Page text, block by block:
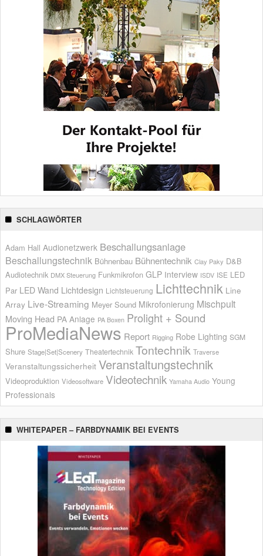
SCHLAGWÖRTER
Adam Hall Audionetzwerk Beschallungsanlage
Beschallungstechnik Bühnenbau Bühnentechnik Clay Paky D&B
Audiotechnik DMX Steuerung Funkmikrofon GLP Interview ISDV ISE LED
Par LED Wand Lichtdesign Lichtsteuerung Lichttechnik Line
Array Live-Streaming Meyer Sound Mikrofonierung Mischpult
Moving Head PA Anlage PA Boxen Prolight + Sound
ProMediaNews Report Rigging Robe Lighting SGM
Shure Stage|Set|Scenery Theatertechnik Tontechnik Traverse
Veranstaltungssicherheit Veranstaltungstechnik
Videoproduktion Videosoftware Videotechnik Yamaha Audio Young
Professionals
WHITEPAPER – FARBDYNAMIK BEI EVENTS